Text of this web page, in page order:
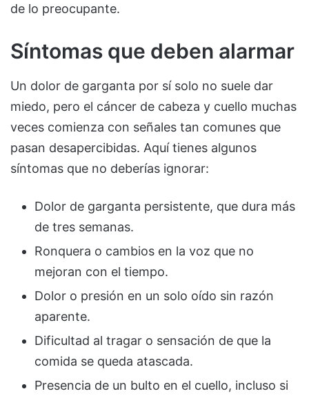
de lo preocupante.
Síntomas que deben alarmar
Un dolor de garganta por sí solo no suele dar
miedo, pero el cáncer de cabeza y cuello muchas
veces comienza con señales tan comunes que
pasan desapercibidas. Aquí tienes algunos
síntomas que no deberías ignorar:
Dolor de garganta persistente, que dura más
de tres semanas.
Ronquera o cambios en la voz que no
mejoran con el tiempo.
Dolor o presión en un solo oído sin razón
aparente.
Dificultad al tragar o sensación de que la
comida se queda atascada.
Presencia de un bulto en el cuello, incluso si